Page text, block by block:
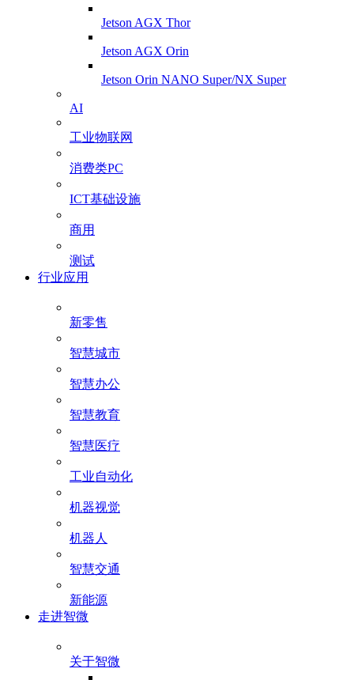
Jetson AGX Thor
Jetson AGX Orin
Jetson Orin NANO Super/NX Super
AI
工业物联网
消费类PC
ICT基础设施
商用
测试
行业应用
新零售
智慧城市
智慧办公
智慧教育
智慧医疗
工业自动化
机器视觉
机器人
智慧交通
新能源
走进智微
关于智微